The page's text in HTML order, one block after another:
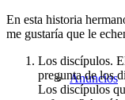
Anuncios
En esta historia
me gustaría que le
Los discípulos.
pregunta de los
Los discípulos